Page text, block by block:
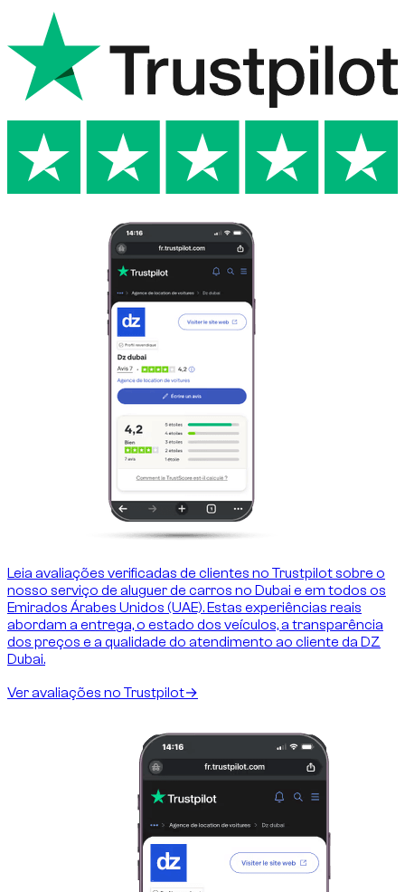
Leia avaliações verificadas de clientes no Trustpilot sobre o
nosso serviço de aluguer de carros no Dubai e em todos os
Emirados Árabes Unidos (UAE). Estas experiências reais
abordam a entrega, o estado dos veículos, a transparência
dos preços e a qualidade do atendimento ao cliente da DZ
Dubai.
Ver avaliações no Trustpilot→